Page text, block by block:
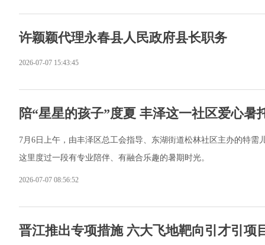
许颖颖代理永春县人民政府县长职务
2026-07-07 15:43:45
陪“星星的孩子”度夏 丰泽这一社区爱心暑
7月6日上午，由丰泽区总工会指导、东湖街道松林社区主办的特
这里度过一段有专业陪伴、有融合乐趣的暑期时光。
2026-07-07 08:56:52
晋江推出专项措施 六大飞地靶向引才引项